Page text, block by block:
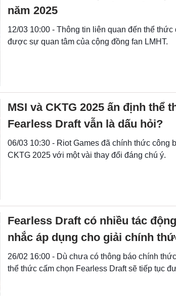
năm 2025
12/03 10:00 - Thông tin liên quan đến thể
được sự quan tâm của cộng đồng fan LMHT.
MSI và CKTG 2025 ấn định thể
Fearless Draft vẫn là dấu hỏi?
06/03 10:30 - Riot Games đã chính thức công
CKTG 2025 với một vài thay đổi đáng chú ý.
Fearless Draft có nhiều tác
nhắc áp dụng cho giải chính
26/02 16:00 - Dù chưa có thông báo chính
thể thức cấm chọn Fearless Draft sẽ tiếp tục